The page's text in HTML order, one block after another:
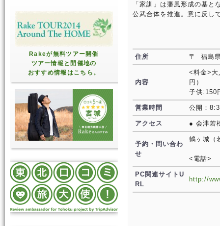
Rakeが無料ツアー開催
ツアー情報と開催地の
おすすめ情報はこちら。
「家訓」は藩風形成の基
公武合体を推進。意に反し
住所 〒 福島
内容
<料金>大
円）
子供:150
営業時間 公開：
アクセス ● 会津若
予約・問い合わ
せ
鶴ヶ城（
<電話>
PC関連サイトU
RL
http://